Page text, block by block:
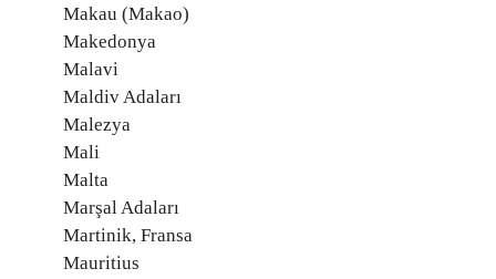
Makau (Makao)
Makedonya
Malavi
Maldiv Adaları
Malezya
Mali
Malta
Marşal Adaları
Martinik, Fransa
Mauritius